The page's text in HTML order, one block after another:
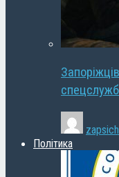
zapsich
Політика